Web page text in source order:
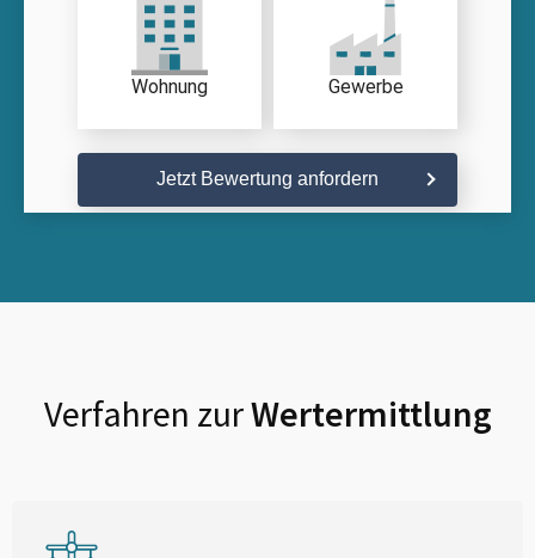
Wohnung Gewerbe
Jetzt Bewertung anfordern
Verfahren zurWertermittlung